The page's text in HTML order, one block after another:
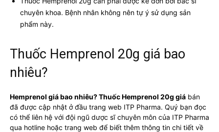
chuyên khoa. Bệnh nhân không nên tự ý sử dụng sản
phẩm này.
Thuốc Hemprenol 20g giá bao
nhiêu?
Hemprenol giá bao nhiêu? Thuốc Hemprenol 20g giá bán
đã được cập nhật ở đầu trang web ITP Pharma. Quý bạn đọc
có thể liên hệ với đội ngũ dược sĩ chuyên môn của ITP Pharma
qua hotline hoặc trang web để biết thêm thông tin chi tiết về